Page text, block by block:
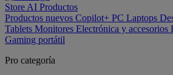
Store AI Productos
Productos nuevos Copilot+ PC Laptops
Tablets Monitores Electrónica y accesorios
Gaming portátil
Pro categoría